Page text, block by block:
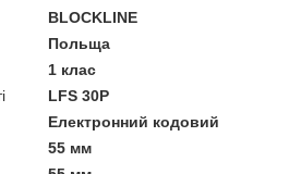
BLOCKLINE
Польща
1 клас
LFS 30P
Електронний кодовий
55 мм